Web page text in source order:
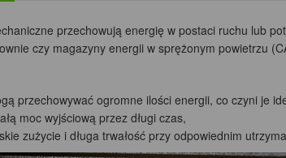
przechowują energię w postaci ruchu lub
czy magazyny energii w sprężonym powietrzu
przechowywać ogromne ilości energii, co czyni je
moc wyjściową przez długi czas,
zużycie i długa trwałość przy odpowiednim